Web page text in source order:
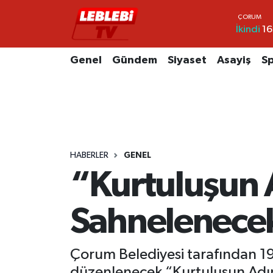
İkindi
Genel Gündem Siyaset Asayiş
HABERLER GENEL
“Kurtuluşun
Çorum Belediyesi tarafından
Hava Durumu
Tüm Manşetler
Haber Arşivi